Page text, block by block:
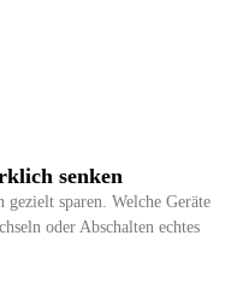
senken
sparen. Welche Geräte
oder Abschalten echtes